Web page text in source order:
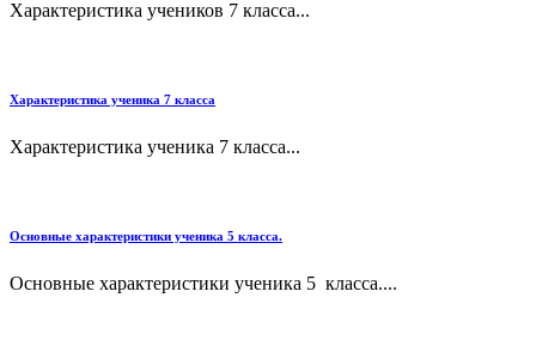
Характеристика учеников 7 класса...
Характеристика ученика 7 класса
Характеристика ученика 7 класса...
Основные характеристики ученика 5 класса.
Основные характеристики ученика 5 класса....